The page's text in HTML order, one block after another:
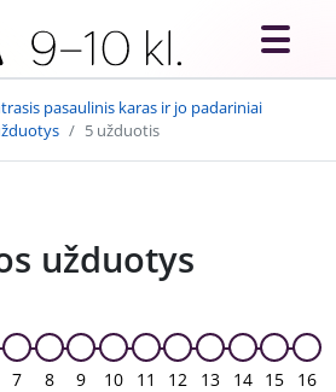
pasaulinis karas ir jo padariniai
5 užduotis
užduotys
7 8 9 10 11 12 13 14 15 16